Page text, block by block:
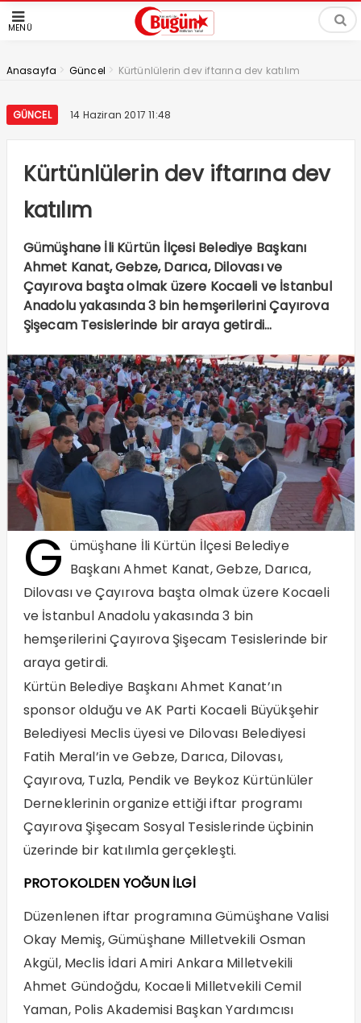
MENÜ
Anasayfa > Güncel > Kürtünlülerin dev iftarına dev katılım
GÜNCEL 14 Haziran 2017 11:48
Kürtünlülerin dev iftarına dev
katılım
Gümüşhane İli Kürtün İlçesi Belediye Başkanı
Ahmet Kanat, Gebze, Darıca, Dilovası ve
Çayırova başta olmak üzere Kocaeli ve İstanbul
Anadolu yakasında 3 bin hemşerilerini Çayırova
Şişecam Tesislerinde bir araya getirdi…
G ümüşhane İli Kürtün İlçesi Belediye
Başkanı Ahmet Kanat, Gebze, Darıca,
Dilovası ve Çayırova başta olmak üzere Kocaeli
ve İstanbul Anadolu yakasında 3 bin
hemşerilerini Çayırova Şişecam Tesislerinde bir
araya getirdi.
Kürtün Belediye Başkanı Ahmet Kanat’ın
sponsor olduğu ve AK Parti Kocaeli Büyükşehir
Belediyesi Meclis üyesi ve Dilovası Belediyesi
Fatih Meral’in ve Gebze, Darıca, Dilovası,
Çayırova, Tuzla, Pendik ve Beykoz Kürtünlüler
Derneklerinin organize ettiği iftar programı
Çayırova Şişecam Sosyal Tesislerinde üçbinin
üzerinde bir katılımla gerçekleşti.
PROTOKOLDEN YOĞUN İLGİ
Düzenlenen iftar programına Gümüşhane Valisi
Okay Memiş, Gümüşhane Milletvekili Osman
Akgül, Meclis İdari Amiri Ankara Milletvekili
Ahmet Gündoğdu, Kocaeli Milletvekili Cemil
Yaman, Polis Akademisi Başkan Yardımcısı